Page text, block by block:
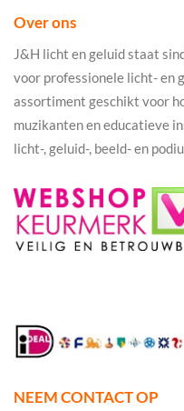
Over ons
J&H licht en geluid staat
voor professionele licht- en
assortiment geschikt voor
muzikanten en educatieve
licht-, geluid-, beeld- en
NEEM CONTACT OP